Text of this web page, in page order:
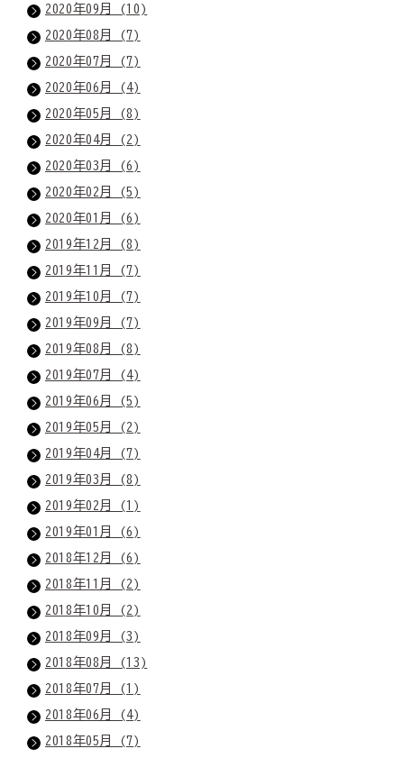
2020年09月 (10)
2020年08月 (7)
2020年07月 (7)
2020年06月 (4)
2020年05月 (8)
2020年04月 (2)
2020年03月 (6)
2020年02月 (5)
2020年01月 (6)
2019年12月 (8)
2019年11月 (7)
2019年10月 (7)
2019年09月 (7)
2019年08月 (8)
2019年07月 (4)
2019年06月 (5)
2019年05月 (2)
2019年04月 (7)
2019年03月 (8)
2019年02月 (1)
2019年01月 (6)
2018年12月 (6)
2018年11月 (2)
2018年10月 (2)
2018年09月 (3)
2018年08月 (13)
2018年07月 (1)
2018年06月 (4)
2018年05月 (7)